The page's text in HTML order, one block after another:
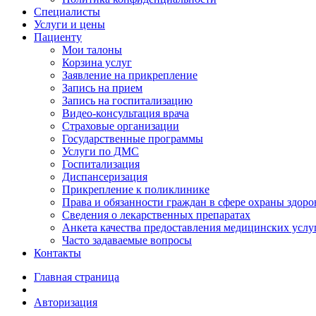
Специалисты
Услуги и цены
Пациенту
Мои талоны
Корзина услуг
Заявление на прикрепление
Запись на прием
Запись на госпитализацию
Видео-консультация врача
Страховые организации
Государственные программы
Услуги по ДМС
Госпитализация
Диспансеризация
Прикрепление к поликлинике
Права и обязанности граждан в сфере охраны
Сведения о лекарственных препаратах
Анкета качества предоставления медицинских
Часто задаваемые вопросы
Контакты
Главная страница
Авторизация